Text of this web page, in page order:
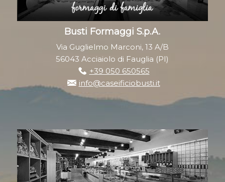
Busti Formaggi S.p.A.
Via Guglielmo Marconi, 13 A/B
56043 Acciaiolo di Fauglia (PI)
+39 050 650565
info@caseificiobusti.it